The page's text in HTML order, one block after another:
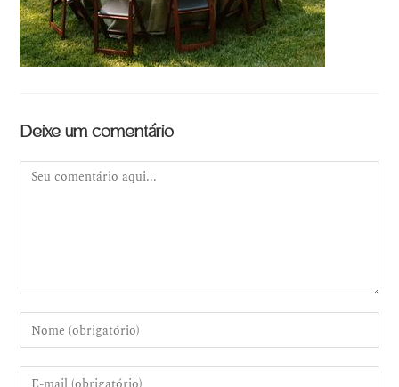
Deixe um comentário